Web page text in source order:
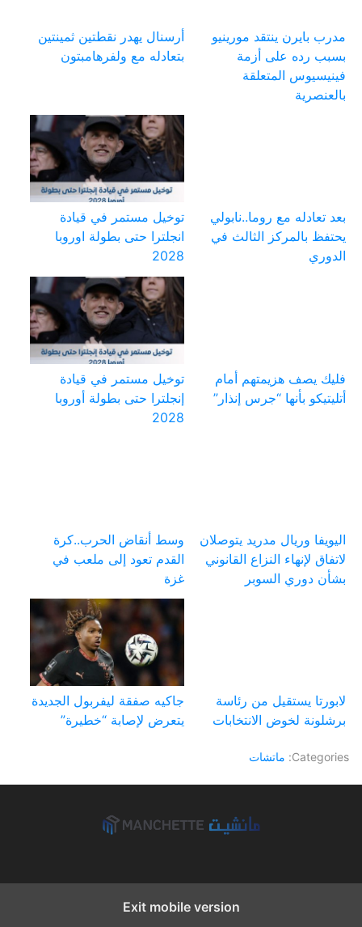
مدرب بايرن ينتقد مورينيو
بسبب رده على أزمة
فينيسيوس المتعلقة
بالعنصرية
أرسنال يهدر نقطتين ثمينتين
بتعادله مع ولفرهامبتون
بعد تعادله مع روما..نابولي
يحتفظ بالمركز الثالث في
الدوري
توخيل مستمر في قيادة
انجلترا حتى بطولة اوروبا
2028
فليك يصف هزيمتهم أمام
أتليتيكو بأنها “جرس إنذار”
توخيل مستمر في قيادة
إنجلترا حتى بطولة أوروبا
2028
اليويفا وريال مدريد يتوصلان
لاتفاق لإنهاء النزاع القانوني
بشأن دوري السوبر
وسط أنقاض الحرب..كرة
القدم تعود إلى ملعب في
غزة
لابورتا يستقيل من رئاسة
برشلونة لخوض الانتخابات
جاكيه صفقة ليفربول الجديدة
يتعرض لإصابة “خطيرة”
Categories: ماتشات
Exit mobile version